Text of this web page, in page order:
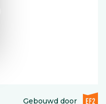
Gebouwd doorEF2